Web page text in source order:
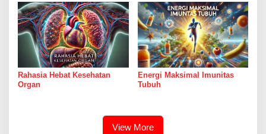
Rahasia Hebat Kesehatan
Organ
Energi Maksimal Imunitas
Tubuh
View More